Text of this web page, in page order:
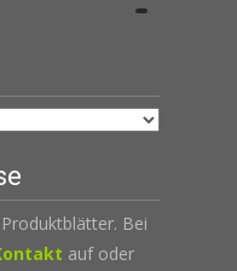
Bei
auf oder